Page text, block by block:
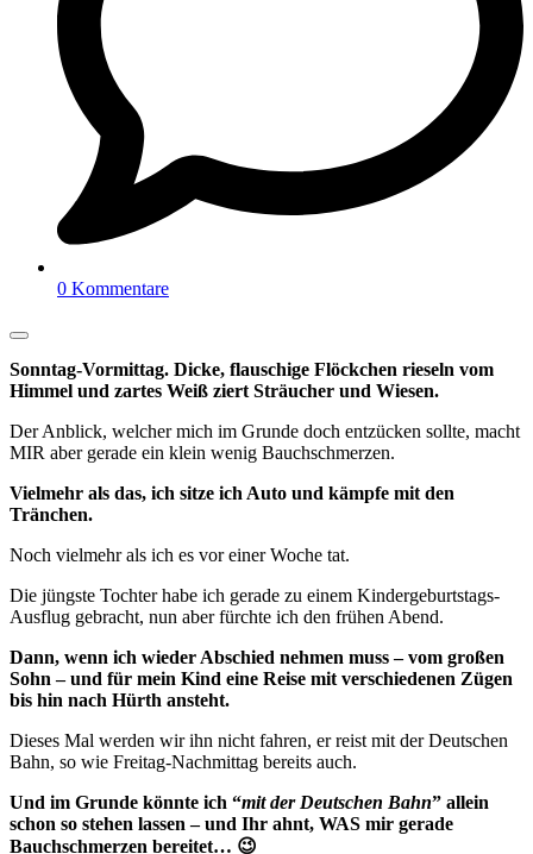
0 Kommentare
Sonntag-Vormittag. Dicke, flauschige Flöckchen rieseln vom
Himmel und zartes Weiß ziert Sträucher und Wiesen.
Der Anblick, welcher mich im Grunde doch entzücken sollte, macht
MIR aber gerade ein klein wenig Bauchschmerzen.
Vielmehr als das, ich sitze ich Auto und kämpfe mit den
Tränchen.
Noch vielmehr als ich es vor einer Woche tat.
Die jüngste Tochter habe ich gerade zu einem Kindergeburtstags-
Ausflug gebracht, nun aber fürchte ich den frühen Abend.
Dann, wenn ich wieder Abschied nehmen muss – vom großen
Sohn – und für mein Kind eine Reise mit verschiedenen Zügen
bis hin nach Hürth ansteht.
Dieses Mal werden wir ihn nicht fahren, er reist mit der Deutschen
Bahn, so wie Freitag-Nachmittag bereits auch.
Und im Grunde könnte ich “mit der Deutschen Bahn” allein
schon so stehen lassen – und Ihr ahnt, WAS mir gerade
Bauchschmerzen bereitet… 😉